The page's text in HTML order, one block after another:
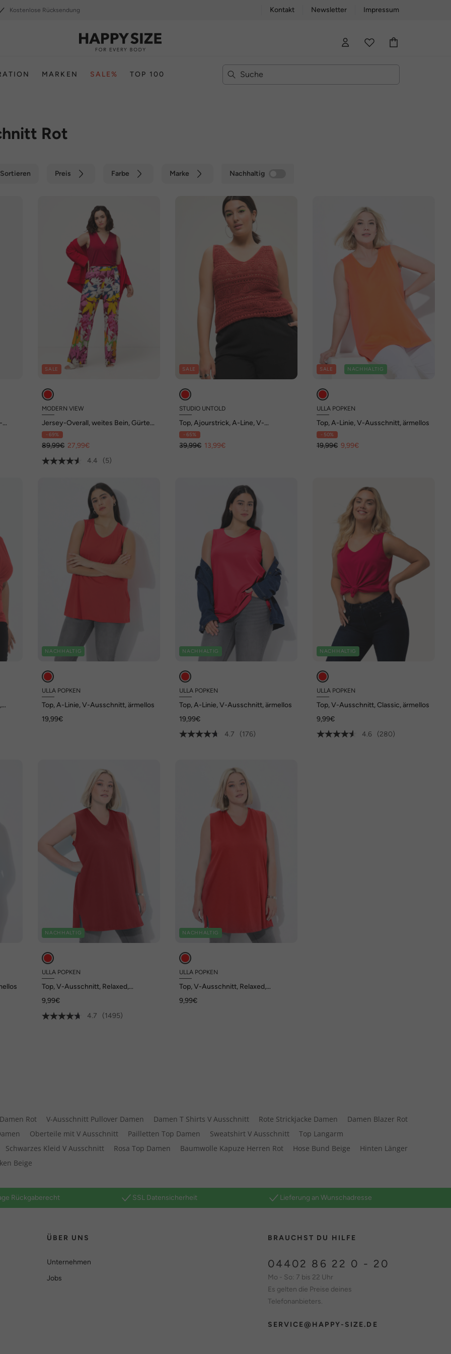
Kostenlose Rücksendung Kontakt Newsletter Impressum
MARKEN SALE% TOP 100
Rot
Sortieren Preis Farbe Marke Nachhaltig
SALE
MODERN VIEW
Jersey-Overall, weites Bein, Gürtel,
V-Ausschnitt, ärmellos
- 69%
89,99€ 27,99€
4.4
(5)
SALE
STUDIO UNTOLD
Top, Ajourstrick, A-Line, V-
Ausschnitt, Wellensaum
- 65%
39,99€ 13,99€
SALE NACHHALTIG
ULLA POPKEN
Top, A-Linie, V-Ausschnitt, ärmellos
- 50%
19,99€ 9,99€
NACHHALTIG
ULLA POPKEN
Top, A-Linie, V-Ausschnitt, ärmellos
19,99€
NACHHALTIG
ULLA POPKEN
Top, A-Linie, V-Ausschnitt, ärmellos
19,99€
4.7
(176)
NACHHALTIG
ULLA POPKEN
Top, V-Ausschnitt, Classic, ärmellos
9,99€
4.6
(280)
NACHHALTIG
ULLA POPKEN
Top, V-Ausschnitt, Relaxed,
9,99€
4.7
(1495)
NACHHALTIG
ULLA POPKEN
Top, V-Ausschnitt, Relaxed,
9,99€
Rot V-Ausschnitt Pullover Damen Damen T Shirts V Ausschnitt Rote Strickjacke Damen
Damen Blazer Rot
Oberteile mit V Ausschnitt Pailletten Top Damen Sweatshirt V Ausschnitt
Top Langarm
Schwarzes Kleid V Ausschnitt
Rosa Top Damen Baumwolle Kapuze Herren Rot Hose Bund Beige
Hinten Länger
Beige
Rückgaberecht SSL Datensicherheit Lieferung an Wunschadresse
ÜBER UNS
Unternehmen
Jobs
BRAUCHST DU HILFE
04402 86 22 0 - 20
Mo - So: 7 bis 22 Uhr
Es gelten die Preise deines
Telefonanbieters.
SERVICE@HAPPY-SIZE.DE